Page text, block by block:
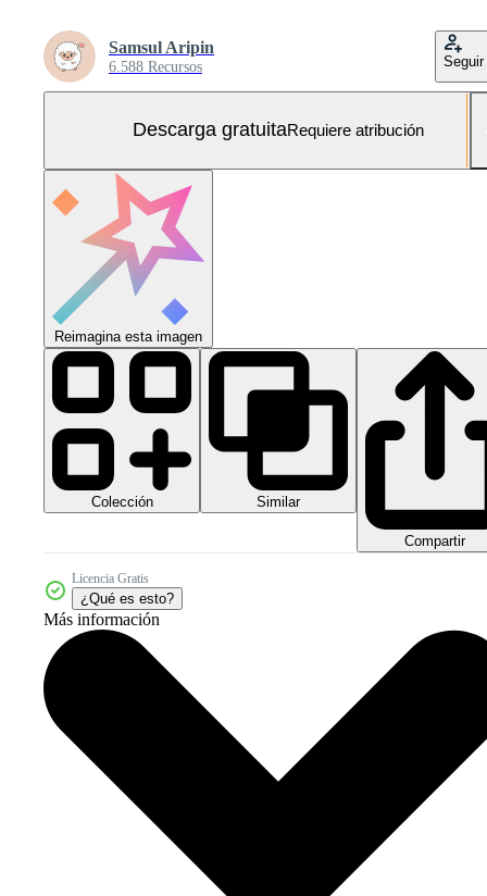
Samsul Aripin
6.588 Recursos Seguir
Descarga gratuitaRequiere atribución
Reimagina esta imagen
Colección Similar
Compartir
Licencia Gratis
¿Qué es esto?
Más información